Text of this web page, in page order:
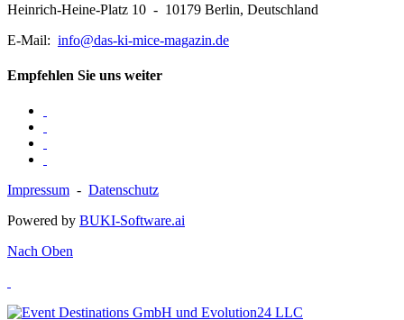
Heinrich-Heine-Platz 10 - 10179 Berlin, Deutschland
E-Mail: info@das-ki-mice-magazin.de
Empfehlen Sie uns weiter
Impressum - Datenschutz
Powered by BUKI-Software.ai
Nach Oben